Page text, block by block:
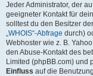
Jeder Administrator, der
geeigneter Kontakt für
solltest du den Besitzer
„WHOIS“-Abfrage durch)
Webhoster wie z. B.
den Abuse-Kontakt des
Limited (phpBB.com) und
Einfluss auf die